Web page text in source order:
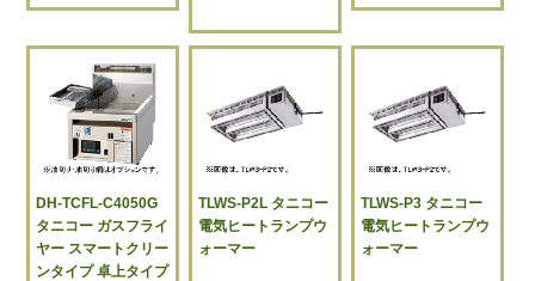
DH-TCFL-C4050G
タニコー ガスフライ
ヤー スマートクリー
ンタイプ 卓上タイプ
TLWS-P2L タニコー
電気ヒートランプウ
ォーマー
TLWS-P3 タニコー
電気ヒートランプウ
ォーマー